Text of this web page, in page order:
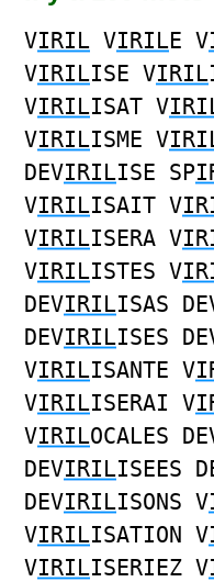
VIRIL VIRILE V
VIRILISE VIRIL
VIRILISAT V
VIRILISME V
DEVIRILISE SP
VIRILISAIT V
VIRILISERA V
VIRILISTES V
DEVIRILISAS
DEVIRILISES
VIRILISANTE V
VIRILISERAI V
VIRILOCALES
DEVIRILISEES
DEVIRILISONS V
VIRILISATION V
VIRILISERIEZ V